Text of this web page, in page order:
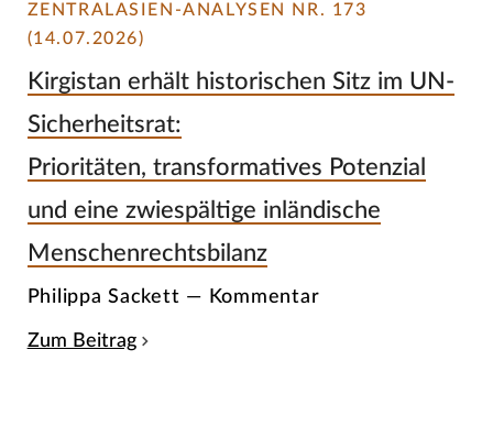
ZENTRALASIEN-ANALYSEN NR. 173
(14.07.2026)
Kirgistan erhält historischen Sitz im UN-
Sicherheitsrat:
Prioritäten, transformatives Potenzial
und eine zwiespältige inländische
Menschenrechtsbilanz
Philippa Sackett — Kommentar
Zum Beitrag